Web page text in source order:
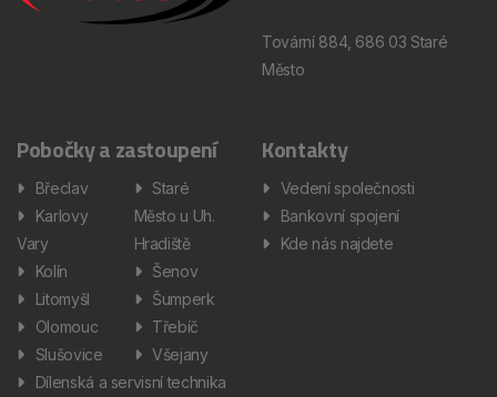
Tovární 884, 686 03 Staré
Město
Pobočky a zastoupení
Břeclav
Karlovy
Vary
Kolín
Litomyšl
Olomouc
Slušovice
Staré
Město u Uh.
Hradiště
Šenov
Šumperk
Třebíč
Všejany
Dílenská a servisní technika
Kontakty
Vedení společnosti
Bankovní spojení
Kde nás najdete